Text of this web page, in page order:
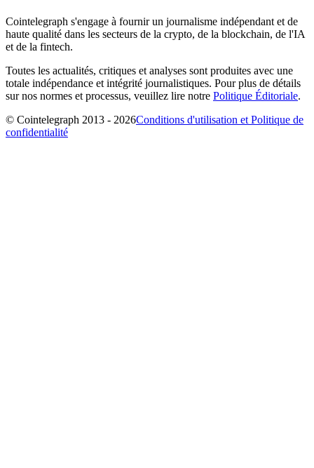
Cointelegraph s'engage à fournir un journalisme indépendant et de
haute qualité dans les secteurs de la crypto, de la blockchain, de l'IA
et de la fintech.
Toutes les actualités, critiques et analyses sont produites avec une
totale indépendance et intégrité journalistiques. Pour plus de détails
sur nos normes et processus, veuillez lire notre Politique Éditoriale.
© Cointelegraph 2013 - 2026Conditions d'utilisation et Politique de
confidentialité